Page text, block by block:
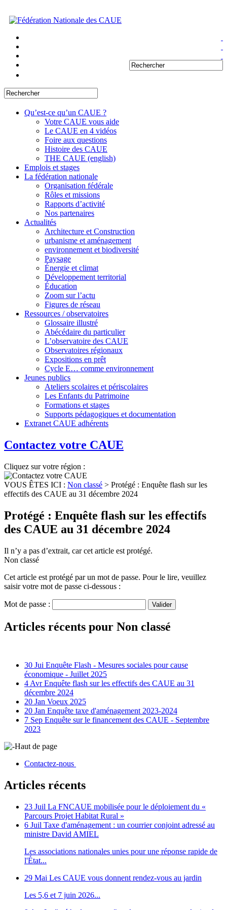
Qu’est-ce qu’un CAUE ?
Votre CAUE vous aide
Le CAUE en 4 vidéos
Foire aux questions
Histoire des CAUE
THE CAUE (english)
Emplois et stages
La fédération nationale
Organisation fédérale
Rôles et missions
Rapports d’activité
Nos partenaires
Actualités
Architecture et Construction
urbanisme et aménagement
environnement et biodiversité
Paysage
Énergie et climat
Développement territorial
Éducation
Zoom sur l’actu
Figures de réseau
Ressources / observatoires
Glossaire illustré
Abécédaire du particulier
L’observatoire des CAUE
Observatoires régionaux
Expositions en prêt
Cycle E… comme environnement
Jeunes publics
Ateliers scolaires et périscolaires
Les Enfants du Patrimoine
Formations et stages
Supports pédagogiques et documentation
Extranet CAUE adhérents
Contactez votre CAUE
Cliquez sur votre région :
VOUS ÊTES ICI : Non classé > Protégé : Enquête flash sur les
effectifs des CAUE au 31 décembre 2024
Protégé : Enquête flash sur les effectifs
des CAUE au 31 décembre 2024
Il n’y a pas d’extrait, car cet article est protégé.
Non classé
Cet article est protégé par un mot de passe. Pour le lire, veuillez
saisir votre mot de passe ci-dessous :
Mot de passe :
Articles récents pour Non classé
30 Jui Enquête Flash - Mesures sociales pour cause
économique - Juillet 2025
4 Avr Enquête flash sur les effectifs des CAUE au 31
décembre 2024
20 Jan Voeux 2025
20 Jan Enquête taxe d'aménagement 2023-2024
7 Sep Enquête sur le financement des CAUE - Septembre
2023
Haut de page
Contactez-nous
Articles récents
23 Juil La FNCAUE mobilisée pour le déploiement du «
Parcours Projet Habitat Rural »
6 Juil Taxe d'aménagement : un courrier conjoint adressé au
ministre David AMIEL
Les associations nationales unies pour une réponse rapide de
l'État...
29 Mai Les CAUE vous donnent rendez-vous au jardin
Les 5,6 et 7 juin 2026...